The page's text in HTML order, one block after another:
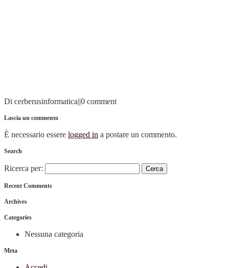
Di cerberusinformatica||0 comment
Lascia un commento
È necessario essere logged in a postare un commento.
Search
Ricerca per:
Recent Comments
Archives
Categories
Nessuna categoria
Meta